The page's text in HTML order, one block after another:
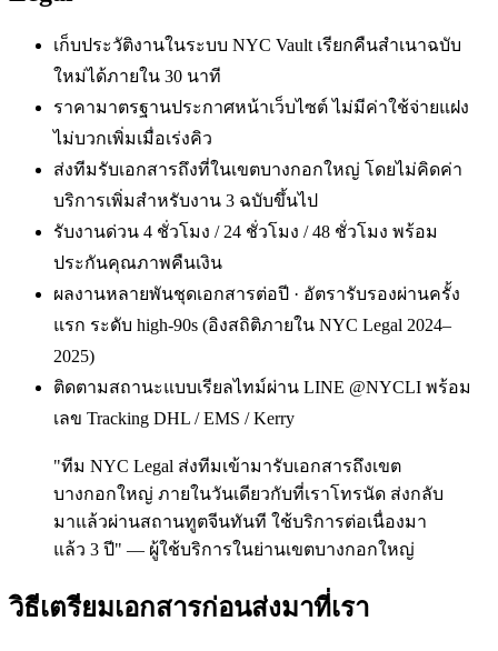
เก็บประวัติงานในระบบ NYC Vault เรียกคืนสำเนาฉบับ
ใหม่ได้ภายใน 30 นาที
ราคามาตรฐานประกาศหน้าเว็บไซต์ ไม่มีค่าใช้จ่ายแฝง
ไม่บวกเพิ่มเมื่อเร่งคิว
ส่งทีมรับเอกสารถึงที่ในเขตบางกอกใหญ่ โดยไม่คิดค่า
บริการเพิ่มสำหรับงาน 3 ฉบับขึ้นไป
รับงานด่วน 4 ชั่วโมง / 24 ชั่วโมง / 48 ชั่วโมง พร้อม
ประกันคุณภาพคืนเงิน
ผลงานหลายพันชุดเอกสารต่อปี · อัตรารับรองผ่านครั้ง
แรก ระดับ high-90s (อิงสถิติภายใน NYC Legal 2024–
2025)
ติดตามสถานะแบบเรียลไทม์ผ่าน LINE @NYCLI พร้อม
เลข Tracking DHL / EMS / Kerry
"ทีม NYC Legal ส่งทีมเข้ามารับเอกสารถึงเขต
บางกอกใหญ่ ภายในวันเดียวกับที่เราโทรนัด ส่งกลับ
มาแล้วผ่านสถานทูตจีนทันที ใช้บริการต่อเนื่องมา
แล้ว 3 ปี" — ผู้ใช้บริการในย่านเขตบางกอกใหญ่
วิธีเตรียมเอกสารก่อนส่งมาที่เรา